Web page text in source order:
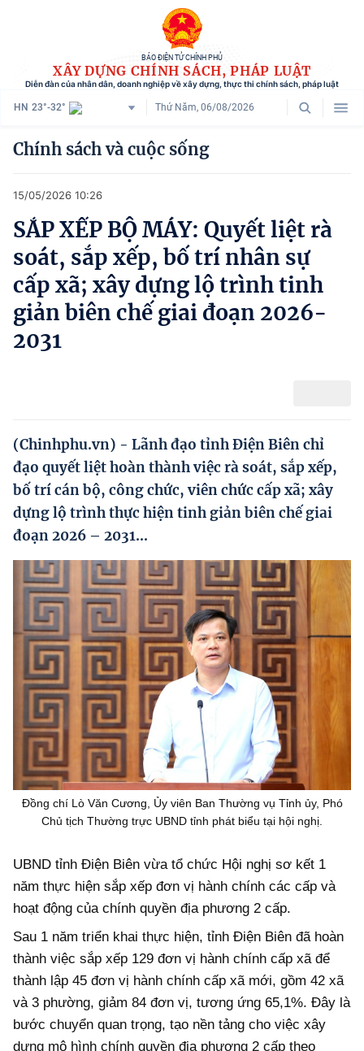
BÁO ĐIỆN TỬ CHÍNH PHỦ
XÂY DỰNG CHÍNH SÁCH, PHÁP LUẬT
Diễn đàn của nhân dân, doanh nghiệp về xây dựng, thực thi chính sách, pháp luật
HN 23°-32° Thứ Năm, 06/08/2026
Danh mục
Tham vấn chính sách
Người dân góp ý
Doanh nghiệp hiến kế
Chính sách và cuộc sống
Ocop và chuỗi giá trị Nông sản
Kinh tế tư nhân
Doanh nghiệp dân tộc
Khác
Video
Photo
© BÁO ĐIỆN TỬ CHÍNH PHỦ
Tổng Giám đốc:Nguyễn Hồng Sâm
Trụ sở: 16 Lê Hồng Phong - Ba Đình - Hà Nội.
Điện thoại: 080 43162; Fax: 080.48924;
Email: thongtinchinhphu@chinhphu.vn.
Bản quyền thuộc Báo Điện tử Chính phủ - Cổng Thông tin điện tử Chính
Ghi rõ nguồn "Báo Điện tử Chính phủ", "Cổng Thông tin điện tử Chính phủ",
từ các nguồn này.
Chính sách và cuộc sống
15/05/2026 10:26
SẮP XẾP BỘ MÁY: Quyết liệt rà
soát, sắp xếp, bố trí nhân sự
cấp xã; xây dựng lộ trình tinh
giản biên chế giai đoạn 2026-
2031
(Chinhphu.vn) - Lãnh đạo tỉnh Điện Biên chỉ
đạo quyết liệt hoàn thành việc rà soát, sắp xếp,
bố trí cán bộ, công chức, viên chức cấp xã; xây
dựng lộ trình thực hiện tinh giản biên chế giai
đoạn 2026 – 2031...
Đồng chí Lò Văn Cương, Ủy viên Ban Thường vụ Tỉnh ủy, Phó
Chủ tịch Thường trực UBND tỉnh phát biểu tại hội nghị.
UBND tỉnh Điện Biên vừa tổ chức Hội nghị sơ kết 1
năm thực hiện sắp xếp đơn vị hành chính các cấp và
hoạt động của chính quyền địa phương 2 cấp.
Sau 1 năm triển khai thực hiện, tỉnh Điện Biên đã hoàn
thành việc sắp xếp 129 đơn vị hành chính cấp xã để
thành lập 45 đơn vị hành chính cấp xã mới, gồm 42 xã
và 3 phường, giảm 84 đơn vị, tương ứng 65,1%. Đây là
bước chuyển quan trọng, tạo nền tảng cho việc xây
dựng mô hình chính quyền địa phương 2 cấp theo